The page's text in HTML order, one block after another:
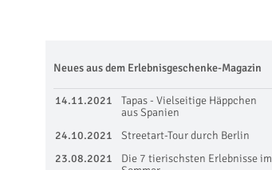
Neues aus dem Erlebnisgeschenke-Magazin
14.11.2021
Tapas - Vielseitige Häppchen
aus Spanien
24.10.2021
Streetart-Tour durch Berlin
23.08.2021
Die 7 tierischsten Erlebnisse im